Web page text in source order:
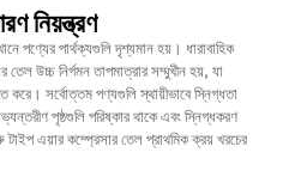
নিয়ন্ত্রণ
পণ্যের পার্থক্যগুলি দৃশ্যমান হয়। ধারাবাহিক
উচ্চ নির্গমন তাপমাত্রার সম্মুখীন হয়, যা
করে। সর্বোত্তম পণ্যগুলি স্থায়ীভাবে স্নিগ্ধতা
পৃষ্ঠগুলি পরিষ্কার থাকে এবং স্নিগ্ধকরণ
টাইপ এয়ার কম্প্রেসার তেলপ্রাথমিক ক্রয় খরচের